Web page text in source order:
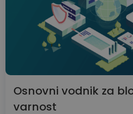
Osnovni vodnik za
varnost